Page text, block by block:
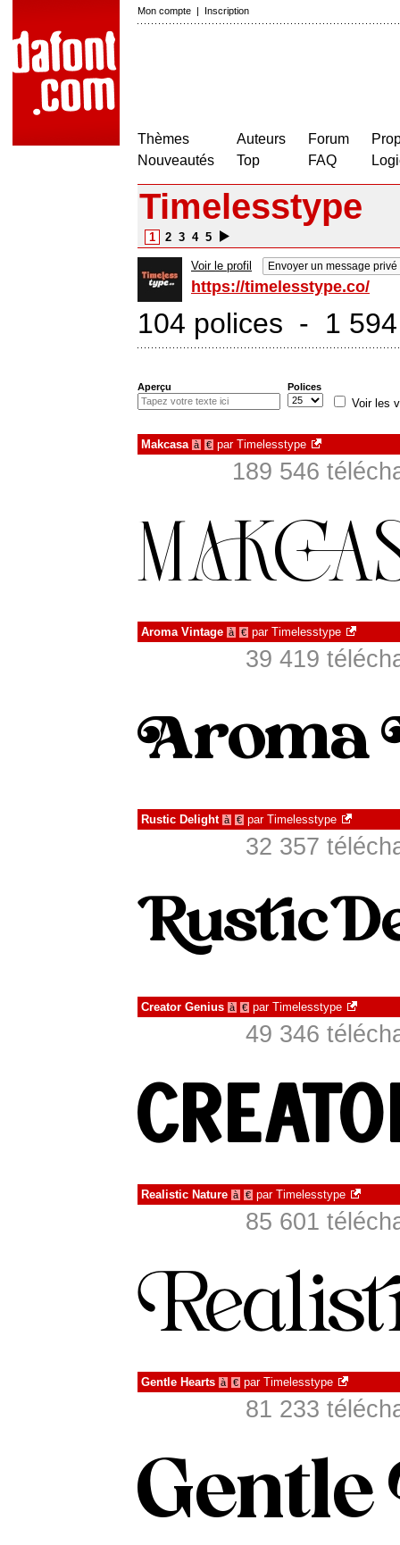
Mon compte | Inscription
Thèmes
Nouveautés
Auteurs
Top
Forum
FAQ
Timelesstype
1 2 3 4 5
Voir le profil Envoyer un message privé
https://timelesstype.co/
104 polices - 1
Aperçu Polices
Voir les
Makcasa à € par Timelesstype
189 546
Aroma Vintage à € par Timelesstype
39 419
Rustic Delight à € par Timelesstype
32 357
Creator Genius à € par Timelesstype
49 346
Realistic Nature à € par Timelesstype
85 601
Gentle Hearts à € par Timelesstype
81 233